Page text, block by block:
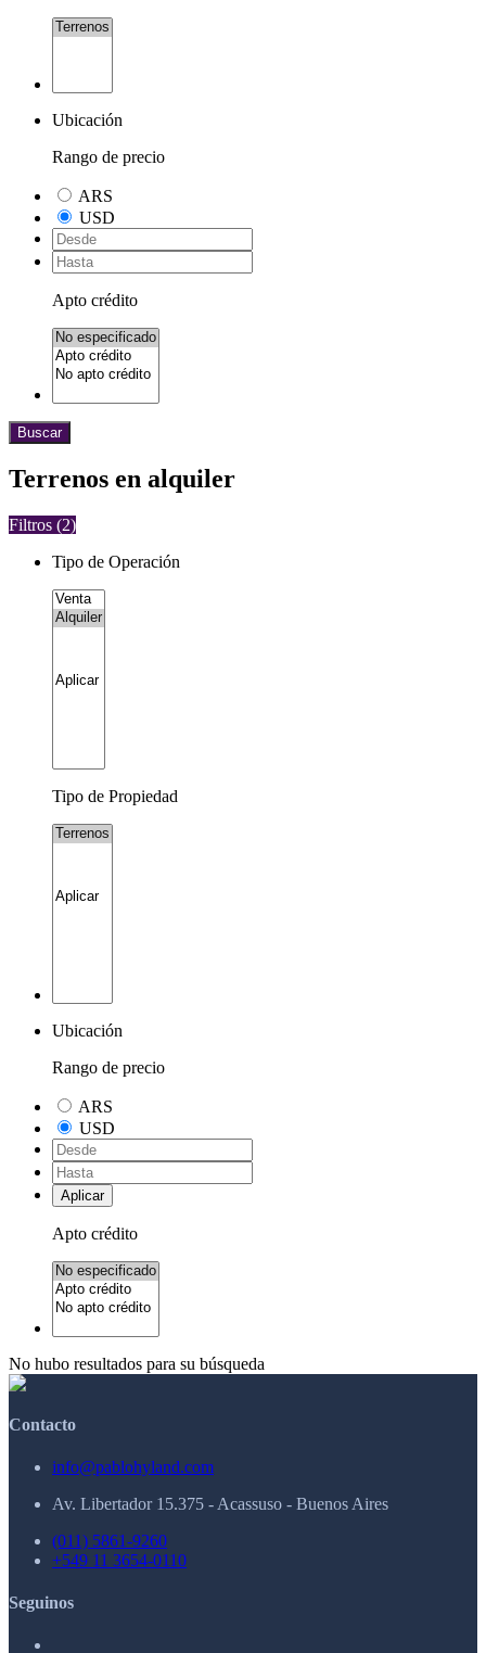
Ubicación
Rango de precio
ARS
USD
Apto crédito
Buscar
Terrenos en alquiler
Filtros (2)
Tipo de Operación
Tipo de Propiedad
Ubicación
Rango de precio
ARS
USD
Aplicar
Apto crédito
No hubo resultados para su búsqueda
Contacto
info@pablohyland.com
Av. Libertador 15.375 - Acassuso - Buenos Aires
(011) 5861-9260
+549 11 3654-0110
Seguinos